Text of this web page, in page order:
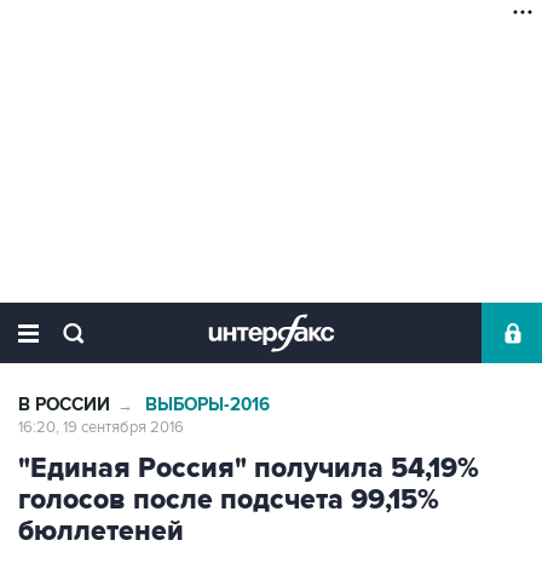
В РОССИИ → ВЫБОРЫ-2016
16:20, 19 сентября 2016
"Единая Россия" получила 54,19%
голосов после подсчета 99,15%
бюллетеней